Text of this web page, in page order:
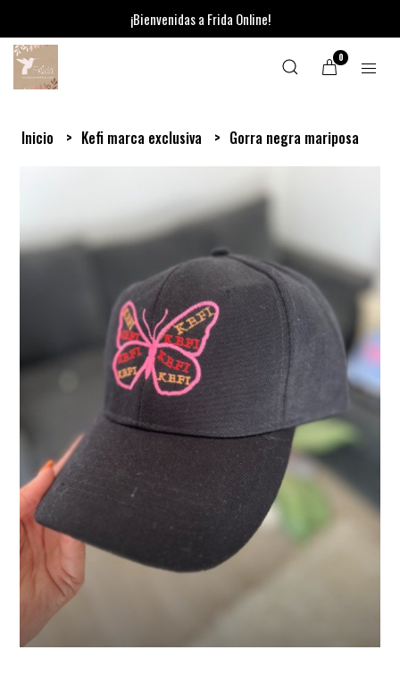
¡Bienvenidas a Frida Online!
0
Inicio Kefi marca exclusiva Gorra negra mariposa